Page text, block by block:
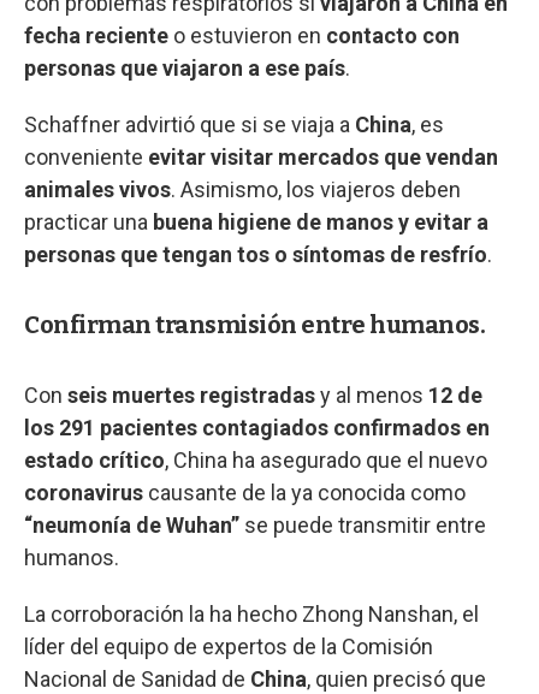
fecha reciente o estuvieron en contacto con
personas que viajaron a ese país.
Schaffner advirtió que si se viaja a China, es
conveniente evitar visitar mercados que vendan
animales vivos. Asimismo, los viajeros deben
practicar una buena higiene de manos y evitar a
personas que tengan tos o síntomas de resfrío.
Confirman transmisión entre humanos.
Con seis muertes registradasy al menos 12 de
los 291 pacientes contagiados confirmados en
estado crítico, China ha asegurado que el nuevo
coronavirus causante de la ya conocida como
“neumonía de Wuhan” se puede transmitir entre
humanos.
La corroboración la ha hecho Zhong Nanshan, el
líder del equipo de expertos de la Comisión
Nacional de Sanidad de China, quien precisó que